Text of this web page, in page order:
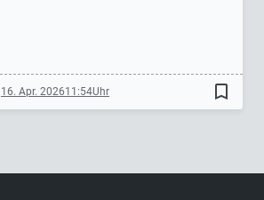
16. Apr. 202611:54 bookmark_border